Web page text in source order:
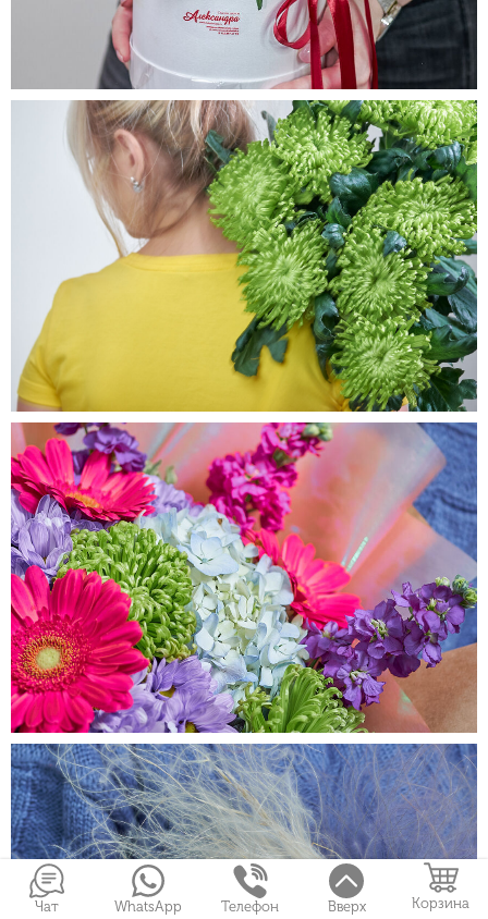
Чат WhatsApp Телефон Вверх Корзина